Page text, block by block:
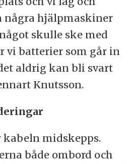
några hjälpmaskiner
skulle ske med
vi batterier som går in
aldrig kan bli svart
Knutsson.
midskepps.
både ombord och